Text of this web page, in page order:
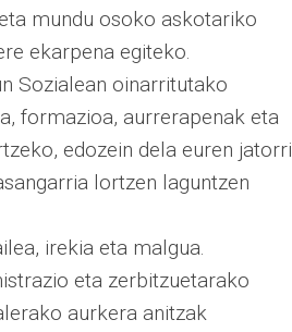
mundu osoko askotariko
ekarpena egiteko.
Sozialean oinarritutako
formazioa, aurrerapenak eta
edozein dela euren jatorri
lortzen laguntzen
irekia eta malgua.
eta zerbitzuetarako
aurkera anitzak